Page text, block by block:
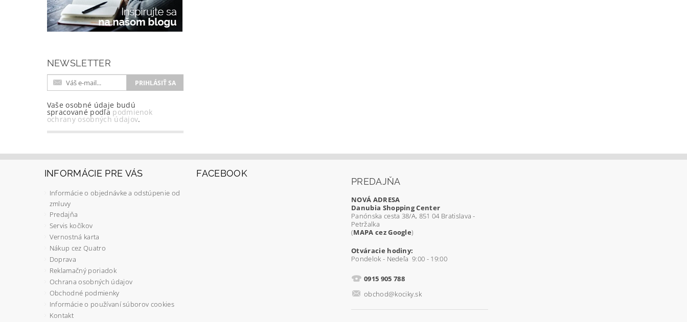
NEWSLETTER
Vaše osobné údaje budú
spracované podľa podmienok
ochrany osobných údajov.
INFORMÁCIE PRE VÁS
Informácie o objednávke a odstúpenie od
zmluvy
Predajňa
Servis kočíkov
Vernostná karta
Nákup cez Quatro
Doprava
Reklamačný poriadok
Ochrana osobných údajov
Obchodné podmienky
Informácie o používaní súborov cookies
Kontakt
FACEBOOK
PREDAJŇA
NOVÁ ADRESA
Danubia Shopping Center
Panónska cesta 38/A, 851 04 Bratislava -
Petržalka
(MAPA cez Google)
Otváracie hodiny:
Pondelok - Nedeľa 9:00 - 19:00
0915 905 788
obchod@kociky.sk